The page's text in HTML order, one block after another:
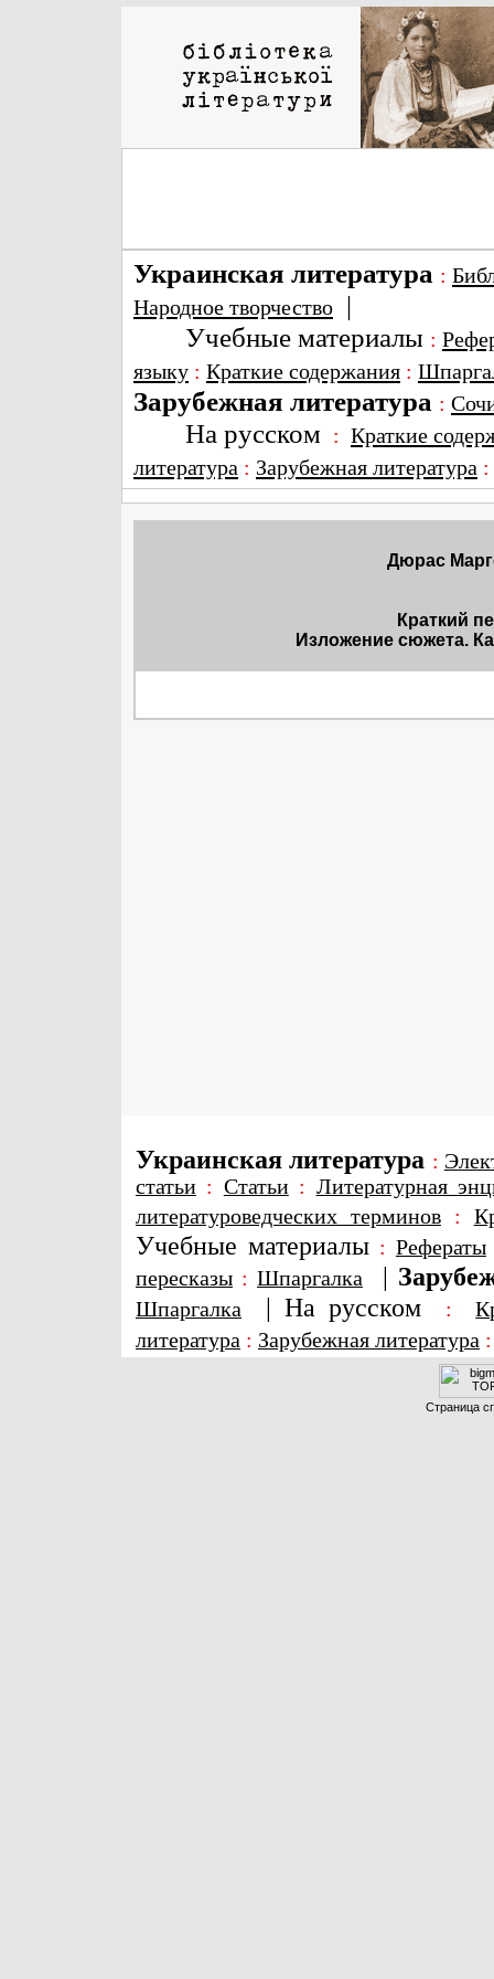
Украинская литература :
Народное творчество |
Учебные материалы :
языку : Краткие содержания :
Зарубежная литература :
На русском : Краткие
литература : Зарубежная литература
Дюрас
Краткий
Изложение сюжета.
Украинская литература :
статьи : Статьи: Литературная
литературоведческих терминов:
Учебные материалы : Рефераты
пересказы : Шпаргалка |
Шпаргалка | На русском :
литература : Зарубежная литература
Страница